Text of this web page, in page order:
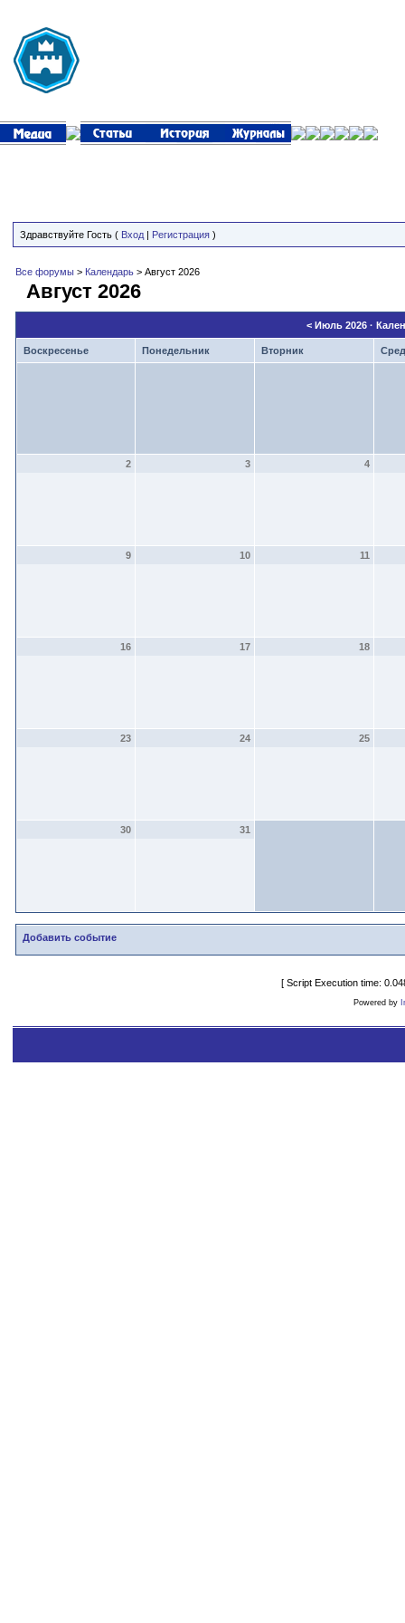
Здравствуйте Гость ( Вход | Регистрация )
Все форумы > Календарь > Август 2026
Август 2026
< Июль 2026 ·
Воскресенье Понедельник Вторник
2 3 4
9 10 11
16 17 18
23 24 25
30 31
Добавить событие
[ Script Execution time:
Powered by